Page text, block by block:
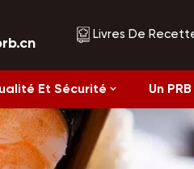
Livres De
Recettes
Alimentation saine
Et Sécurité Un